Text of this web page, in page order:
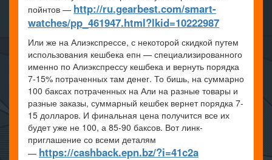
пойнтов — http://ru.gearbest.com/smart-
watches/pp_461947.html?lkid=10222987
Или же на Алиэкспрессе, с некоторой скидкой путем
использования кешбека епн — специализированного
именно по Алиэкспрессу кешбека и вернуть порядка
7-15% потраченных там денег. То бишь, на суммарно
100 баксах потраченных на Али на разные товары и
разные заказы, суммарный кешбек вернет порядка 7-
15 долларов. И финальная цена получится все их
будет уже не 100, а 85-90 баксов. Вот линк-
приглашение со всеми деталям
— https://cashback.epn.bz/?i=41c2a